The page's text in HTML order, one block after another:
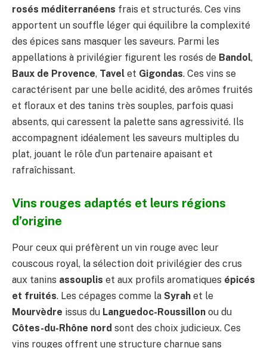
rosés méditerranéens frais et structurés. Ces vins
apportent un souffle léger qui équilibre la complexité
des épices sans masquer les saveurs. Parmi les
appellations à privilégier figurent les rosés de Bandol,
Baux de Provence, Tavel et Gigondas. Ces vins se
caractérisent par une belle acidité, des arômes fruités
et floraux et des tanins très souples, parfois quasi
absents, qui caressent la palette sans agressivité. Ils
accompagnent idéalement les saveurs multiples du
plat, jouant le rôle d’un partenaire apaisant et
rafraîchissant.
Vins rouges adaptés et leurs régions
d’origine
Pour ceux qui préfèrent un vin rouge avec leur
couscous royal, la sélection doit privilégier des crus
aux tanins assouplis et aux profils aromatiques épicés
et fruités. Les cépages comme la Syrah et le
Mourvèdre issus du Languedoc-Roussillon ou du
Côtes-du-Rhône nord sont des choix judicieux. Ces
vins rouges offrent une structure charnue sans